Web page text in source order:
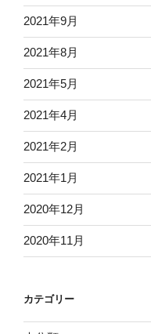
2021年9月
2021年8月
2021年5月
2021年4月
2021年2月
2021年1月
2020年12月
2020年11月
カテゴリー